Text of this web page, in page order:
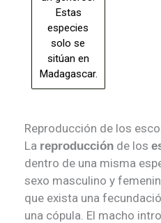
Estas
especies
solo se
sitúan en
Madagascar.
Reproducción de los
La reproducción de los
dentro de una misma
sexo masculino y
que exista una
una cópula. El macho